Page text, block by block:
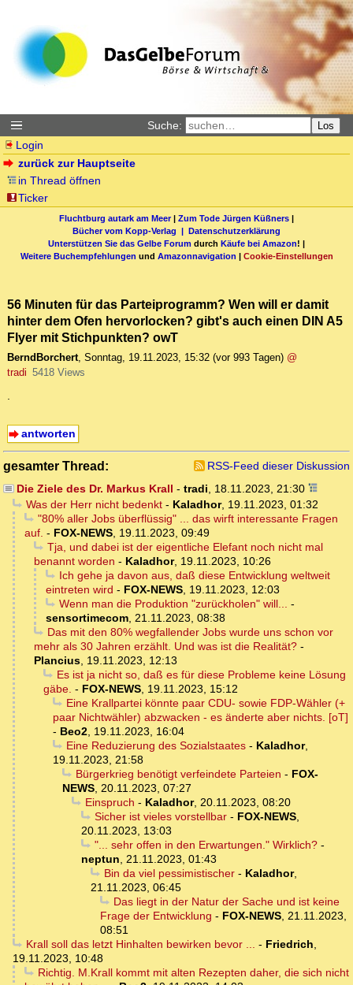
Suche: Los
Login
zurück zur Hauptseite
in Thread öffnen
Ticker
Fluchtburg autark am Meer| Zum Tode Jürgen Küßners |
Bücher vom Kopp-Verlag | Datenschutzerklärung
Unterstützen Sie das Gelbe Forum durch Käufe bei Amazon! |
Weitere Buchempfehlungen und Amazonnavigation | Cookie-Einstellungen
56 Minuten für das Parteiprogramm? Wen will er damit
hinter dem Ofen hervorlocken? gibt's auch einen DIN A5
Flyer mit Stichpunkten? owT
BerndBorchert, Sonntag, 19.11.2023, 15:32 (vor 993 Tagen) @
tradi 5418 Views
.
antworten
gesamter Thread:
RSS-Feed dieser Diskussion
Die Ziele des Dr. Markus Krall - tradi, 18.11.2023, 21:30
Was der Herr nicht bedenkt- Kaladhor, 19.11.2023, 01:32
"80% aller Jobs überflüssig" ... das wirft interessante Fragen
auf. - FOX-NEWS, 19.11.2023, 09:49
Tja, und dabei ist der eigentliche Elefant noch nicht mal
benannt worden - Kaladhor, 19.11.2023, 10:26
Ich gehe ja davon aus, daß diese Entwicklung weltweit
eintreten wird - FOX-NEWS, 19.11.2023, 12:03
Wenn man die Produktion "zurückholen" will... -
sensortimecom, 21.11.2023, 08:38
Das mit den 80% wegfallender Jobs wurde uns schon vor
mehr als 30 Jahren erzählt. Und was ist die Realität? -
Plancius, 19.11.2023, 12:13
Es ist ja nicht so, daß es für diese Probleme keine Lösung
gäbe. - FOX-NEWS, 19.11.2023, 15:12
Eine Krallpartei könnte paar CDU- sowie FDP-Wähler (+
paar Nichtwähler) abzwacken - es änderte aber nichts. [oT]
- Beo2, 19.11.2023, 16:04
Eine Reduzierung des Sozialstaates- Kaladhor,
19.11.2023, 21:58
Bürgerkrieg benötigt verfeindete Parteien - FOX-
NEWS, 20.11.2023, 07:27
Einspruch - Kaladhor, 20.11.2023, 08:20
Sicher ist vieles vorstellbar- FOX-NEWS,
20.11.2023, 13:03
"... sehr offen in den Erwartungen." Wirklich?-
neptun, 21.11.2023, 01:43
Bin da viel pessimistischer- Kaladhor,
21.11.2023, 06:45
Das liegt in der Natur der Sache und ist keine
Frage der Entwicklung - FOX-NEWS, 21.11.2023,
08:51
Krall soll das letzt Hinhalten bewirken bevor ... - Friedrich,
19.11.2023, 10:48
Richtig. M.Krall kommt mit alten Rezepten daher, die sich nicht